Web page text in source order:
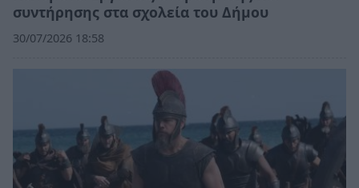
συντήρησης στα σχολεία του Δήμου
30/07/2026 18:58